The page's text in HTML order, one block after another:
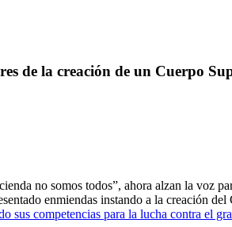
de la creación de un Cuerpo
no somos todos”, ahora alzan la voz
enmiendas instando a la creación del
sus competencias para la lucha contra el